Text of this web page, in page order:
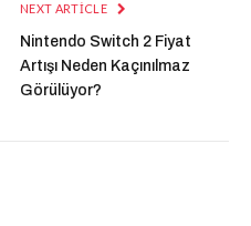
NEXT ARTICLE
Nintendo Switch 2 Fiyat
Artışı Neden Kaçınılmaz
Görülüyor?